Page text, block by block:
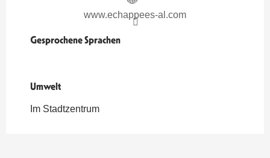
www.echappees-al.com
Gesprochene Sprachen
Gesprochene Sprachen
Umwelt
Umwelt
Im Stadtzentrum